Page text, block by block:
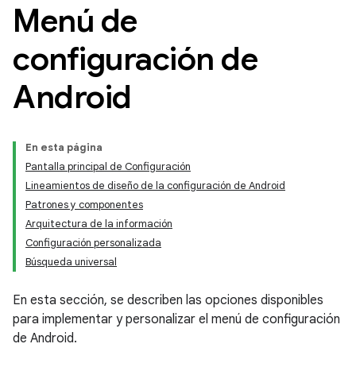
Menú de
configuración de
Android
En esta página
Pantalla principal de Configuración
Lineamientos de diseño de la configuración de Android
Patrones y componentes
Arquitectura de la información
Configuración personalizada
Búsqueda universal
En esta sección, se describen las opciones disponibles
para implementar y personalizar el menú de configuración
de Android.